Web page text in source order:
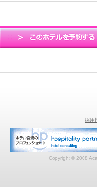
採用
Copyright © 2008